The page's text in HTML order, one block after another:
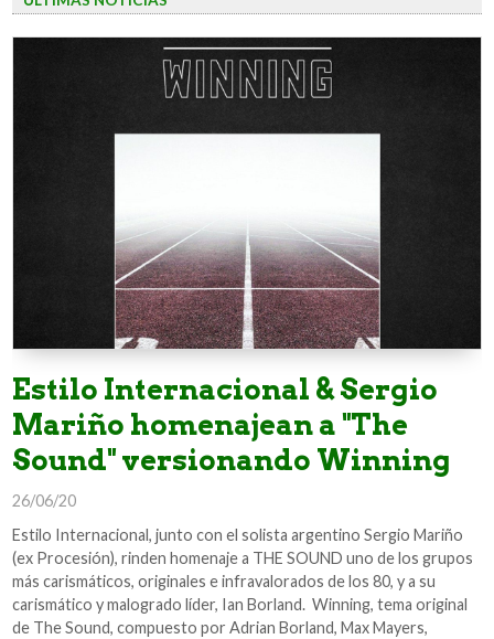
Estilo Internacional & Sergio
Mariño homenajean a "The
Sound" versionando Winning
26/06/20
Estilo Internacional, junto con el solista argentino Sergio Mariño
(ex Procesión), rinden homenaje a THE SOUND uno de los grupos
más carismáticos, originales e infravalorados de los 80, y a su
carismático y malogrado líder, Ian Borland. Winning, tema original
de The Sound, compuesto por Adrian Borland, Max Mayers,